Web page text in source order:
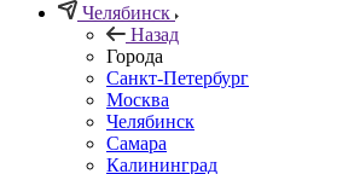
Челябинск
Назад
Города
Санкт-Петербург
Москва
Челябинск
Самара
Калининград